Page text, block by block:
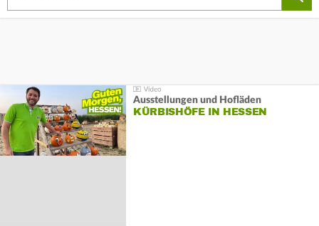
Ausstellungen und Hofläden
KÜRBISHÖFE IN HESSEN